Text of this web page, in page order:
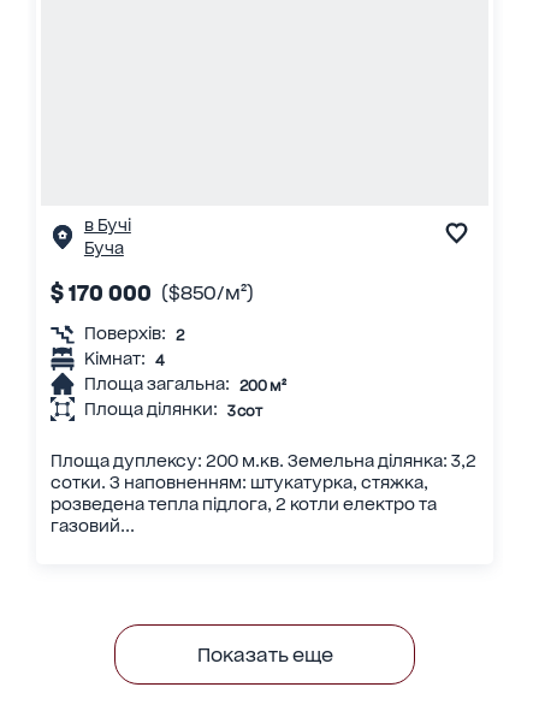
в Бучі
Буча
$ 170 000 ($850/м²)
Поверхів: 2
Кімнат: 4
Площа загальна: 200 м²
Площа ділянки: 3 сот
Площа дуплексу: 200 м.кв. Земельна ділянка: 3,2
сотки. З наповненням: штукатурка, стяжка,
розведена тепла підлога, 2 котли електро та
газовий...
Показать еще